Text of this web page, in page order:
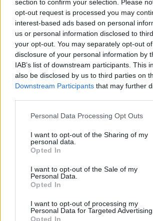
section to confirm your selection. Please
opt-out request is processed you may
interest-based ads based on personal
us or personal information disclosed to
your opt-out. You may separately opt-out
disclosure of your personal information by
IAB’s list of downstream participants. This
also be disclosed by us to third parties on
Downstream Participants that may further
Personal Data Processing Opt Outs
I want to opt-out of the Sharing of my
personal data.
Opted In
I want to opt-out of the Sale of my
Personal Data.
Opted In
I want to opt-out of processing my
Personal Data for Targeted Advertising.
Opted In
Η Ρωσία έπληξε δύο πλοία κοντά στο
της Οδησσού
08:25
Ο Σύλλογος Εργαζομένων Πρωτοβάθμιας
Υγείας Κρήτης αποχαιρετά τον Π.
Ελούντα: Ηλικιωμένος απειλούσε να
μπαλκόνι
Η ΥΠΑ για τον εξοπλισμό αεροναυτιλίας
αεροδρόμιο Καστελλίου
08:06
Σήμερα το τελευταίο αντίο στον Λάκη
08:00